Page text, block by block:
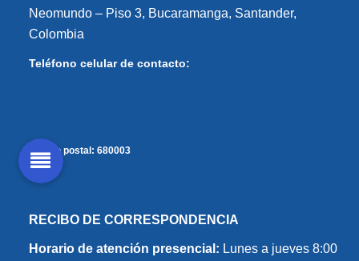
Neomundo – Piso 3, Bucaramanga, Santander,
Colombia
Teléfono celular de contacto:
Código postal: 680003
RECIBO DE CORRESPONDENCIA
Horario de atención presencial: Lunes a jueves 8:00